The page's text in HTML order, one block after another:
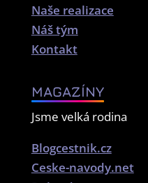
Naše realizace
Náš tým
Kontakt
MAGAZÍNY
Jsme velká rodina
Blogcestnik.cz
Ceske-navody.net